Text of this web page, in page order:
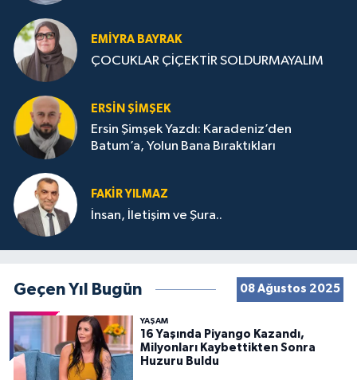
EMIYRA BAYRAK
ÇOCUKLAR ÇİÇEKTİR SOLDURMAYALIM
ERSIN ŞIMŞEK
Ersin Şimşek Yazdı: Karadeniz’den
Batum’a, Yolun Bana Bıraktıkları
FAKIR YILMAZ
İnsan, İletişim ve Şura..
Geçen Yıl Bugün 08 Ağustos 2025
YAŞAM
16 Yaşında Piyango Kazandı,
Milyonları Kaybettikten Sonra
Huzuru Buldu